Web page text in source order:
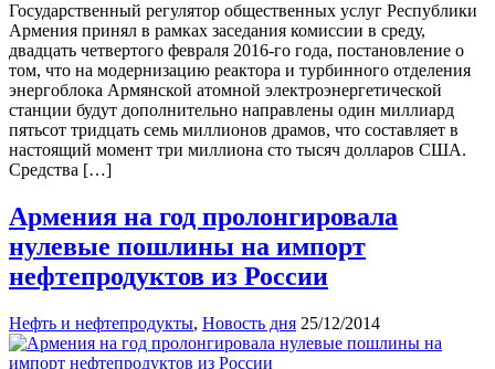
Государственный регулятор общественных услуг Республики
Армения принял в рамках заседания комиссии в среду,
двадцать четвертого февраля 2016-го года, постановление о
том, что на модернизацию реактора и турбинного отделения
энергоблока Армянской атомной электроэнергетической
станции будут дополнительно направлены один миллиард
пятьсот тридцать семь миллионов драмов, что составляет в
настоящий момент три миллиона сто тысяч долларов США.
Средства […]
Армения на год пролонгировала
нулевые пошлины на импорт
нефтепродуктов из России
Нефть и нефтепродукты, Новость дня 25/12/2014